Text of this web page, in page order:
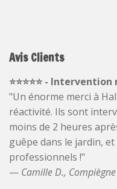
Avis Clients
⭐️⭐️⭐️⭐️⭐️ -
"Un énorme merci à
réactivité. Ils sont
moins de 2 heures
guêpe dans le jardin,
professionnels !"
— Camille D., Compiègne